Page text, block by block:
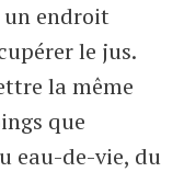
endroit
le jus.
la même
que
eau-de-vie, du